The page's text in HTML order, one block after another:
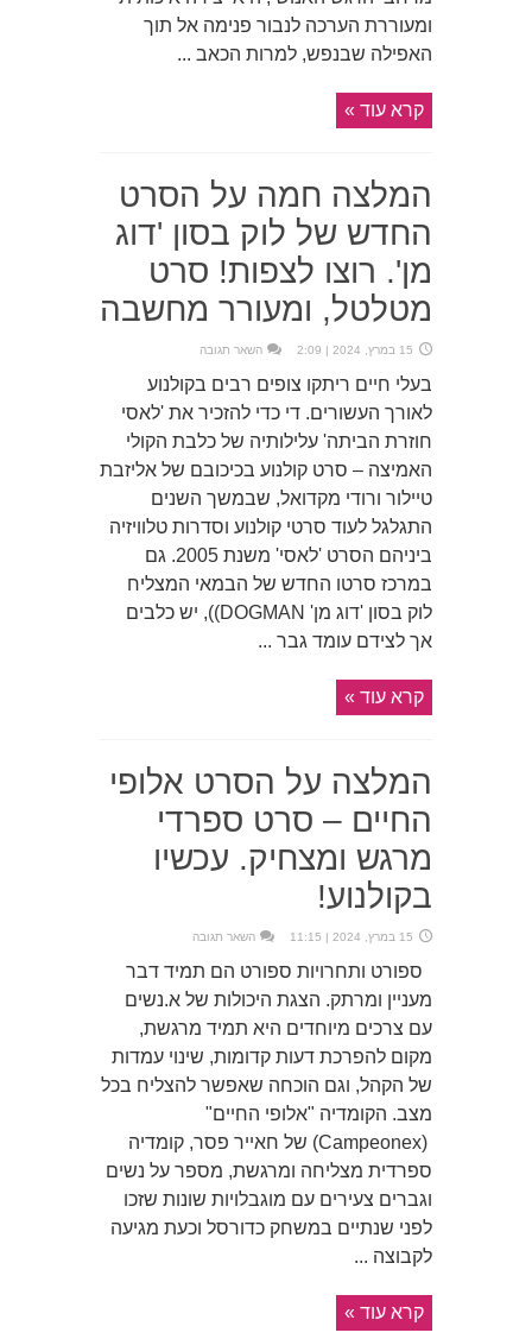
ומעוררת הערכה לנבור פנימה אל תוך
האפילה שבנפש, למרות הכאב ...
קרא עוד »
המלצה חמה על הסרט
החדש של לוק בסון 'דוג
מן'. רוצו לצפות! סרט
מטלטל, ומעורר מחשבה
15 במרץ, 2024 | 2:09 השאר תגובה
בעלי חיים ריתקו צופים רבים בקולנוע
לאורך העשורים. די כדי להזכיר את 'לאסי
חוזרת הביתה' עלילותיה של כלבת הקולי
האמיצה – סרט קולנוע בכיכובם של אליזבת
טיילור ורודי מקדואל, שבמשך השנים
התגלגל לעוד סרטי קולנוע וסדרות טלוויזיה
ביניהם הסרט 'לאסי' משנת 2005. גם
במרכז סרטו החדש של הבמאי המצליח
לוק בסון 'דוג מן' DOGMAN)), יש כלבים
אך לצידם עומד גבר ...
קרא עוד »
המלצה על הסרט אלופי
החיים – סרט ספרדי
מרגש ומצחיק. עכשיו
בקולנוע!
15 במרץ, 2024 | 11:15 השאר תגובה
ספורט ותחרויות ספורט הם תמיד דבר
מעניין ומרתק. הצגת היכולות של א.נשים
עם צרכים מיוחדים היא תמיד מרגשת,
מקום להפרכת דעות קדומות, שינוי עמדות
של הקהל, וגם הוכחה שאפשר להצליח בכל
מצב. הקומדיה "אלופי החיים"
(Campeonex) של חאייר פסר, קומדיה
ספרדית מצליחה ומרגשת, מספר על נשים
וגברים צעירים עם מוגבלויות שונות שזכו
לפני שנתיים במשחק כדורסל וכעת מגיעה
לקבוצה ...
קרא עוד »